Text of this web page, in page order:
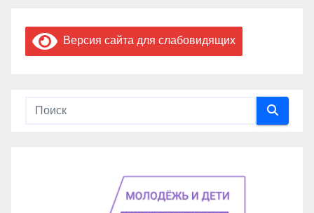
Версия сайта для слабовидящих